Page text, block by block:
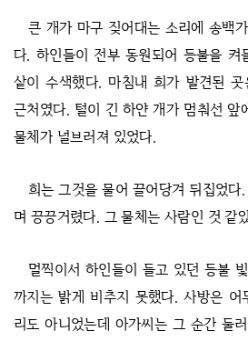
큰 개가 마구 짖어대는 소리에 송백
다. 하인들이 전부 동원되어 등불을
샅이 수색했다. 마침내 희가 발견된
근처였다. 털이 긴 하얀 개가 멈춰선 앞
물체가 널브러져 있었다.
희는 그것을 물어 끌어당겨 뒤집었
며 끙끙거렸다. 그 물체는 사람인 것 같
멀찍이서 하인들이 들고 있던 등불
까지는 밝게 비추지 못했다. 사방은 어
리도 아니었는데 아가씨는 그 순간 둘